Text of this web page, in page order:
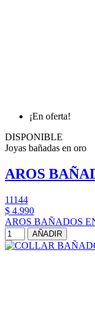
¡En oferta!
DISPONIBLE
Joyas bañadas en oro
AROS
11144
$ 4.990
AROS BAÑADOS
AÑADIR